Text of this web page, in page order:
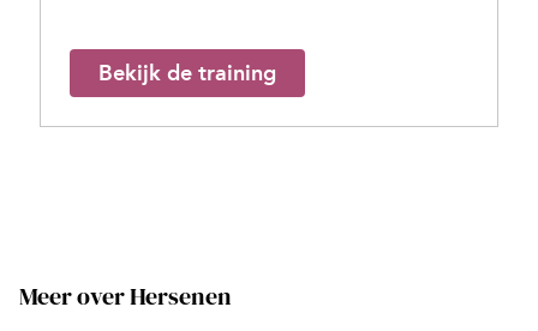
Bekijk de training
Meer over Hersenen